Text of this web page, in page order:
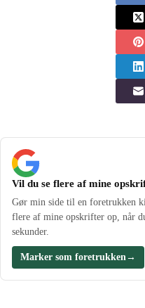
Vil du se flere af mine
Gør min side til en foretrukken
flere af mine opskrifter op, når
sekunder.
Marker som foretrukken→